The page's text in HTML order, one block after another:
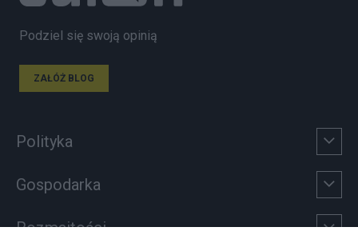
Podziel się swoją opinią
ZAŁÓŻ BLOG
Polityka
Gospodarka
Rozmaitości